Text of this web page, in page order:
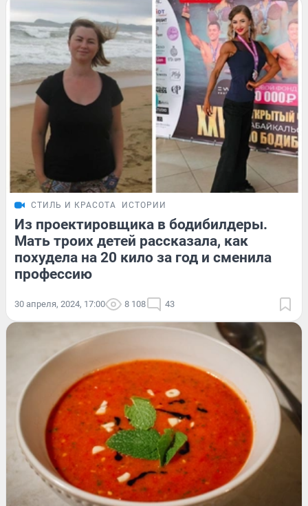
СТИЛЬ И КРАСОТА ИСТОРИИ
Из проектировщика в бодибилдеры.
Мать троих детей рассказала, как
похудела на 20 кило за год и сменила
профессию
30 апреля, 2024, 17:00 8 108 43